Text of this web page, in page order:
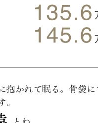
抱かれて眠る。骨袋に